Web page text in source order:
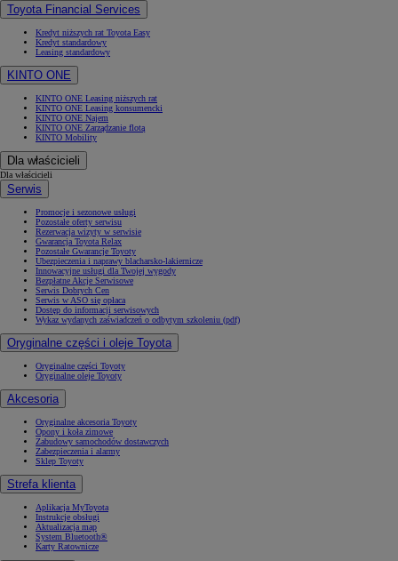
Toyota Financial Services
Kredyt niższych rat Toyota Easy
Kredyt standardowy
Leasing standardowy
KINTO ONE
KINTO ONE Leasing niższych rat
KINTO ONE Leasing konsumencki
KINTO ONE Najem
KINTO ONE Zarządzanie flotą
KINTO Mobility
Dla właścicieli
Dla właścicieli
Serwis
Promocje i sezonowe usługi
Pozostałe oferty serwisu
Rezerwacja wizyty w serwisie
Gwarancja Toyota Relax
Pozostałe Gwarancje Toyoty
Ubezpieczenia i naprawy blacharsko-lakiernicze
Innowacyjne usługi dla Twojej wygody
Bezpłatne Akcje Serwisowe
Serwis Dobrych Cen
Serwis w ASO się opłaca
Dostęp do informacji serwisowych
Wykaz wydanych zaświadczeń o odbytym szkoleniu (pdf)
Oryginalne części i oleje Toyota
Oryginalne części Toyoty
Oryginalne oleje Toyoty
Akcesoria
Oryginalne akcesoria Toyoty
Opony i koła zimowe
Zabudowy samochodów dostawczych
Zabezpieczenia i alarmy
Sklep Toyoty
Strefa klienta
Aplikacja MyToyota
Instrukcje obsługi
Aktualizacja map
System Bluetooth®
Karty Ratownicze